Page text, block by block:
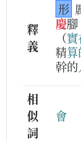
釋
義
形
慶腳
（實
精算
幹的
相
似
詞
會